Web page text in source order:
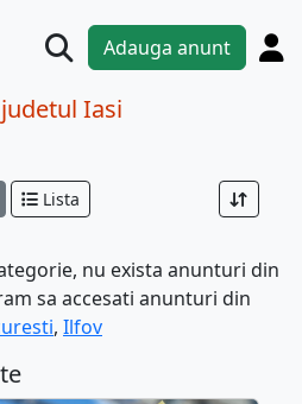
Adauga anunt
Iasi
Lista
nu exista anunturi din
sa accesati anunturi din
, Ilfov